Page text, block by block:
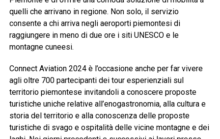
quelli che arrivano in regione. Non solo, il servizio
consente a chi arriva negli aeroporti piemontesi di
raggiungere in meno di due ore i siti UNESCO e le
montagne cuneesi.
Connect Aviation 2024 è l’occasione anche per far vivere
agli oltre 700 partecipanti dei tour esperienziali sul
territorio piemontese invitandoli a conoscere proposte
turistiche uniche relative all’enogastronomia, alla cultura e
storia del territorio e alla conoscenza delle proposte
turistiche di svago e ospitalità delle vicine montagne e dei